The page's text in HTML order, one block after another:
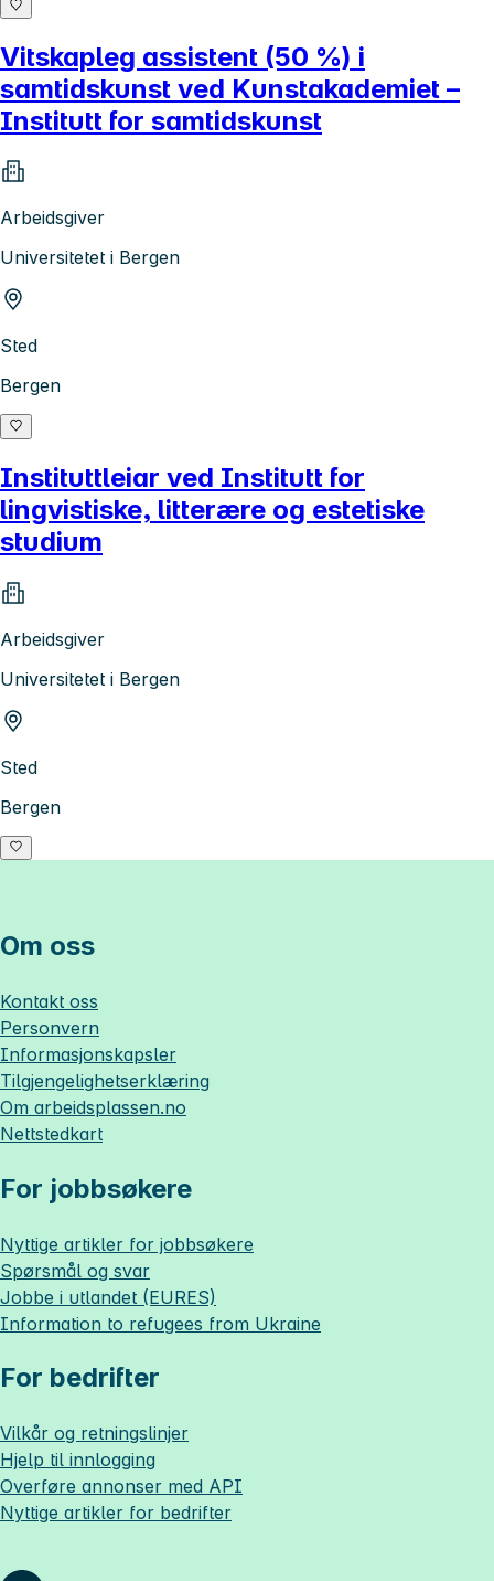
Vitskapleg assistent (50 %) i
samtidskunst ved Kunstakademiet –
Institutt for samtidskunst
Arbeidsgiver
Universitetet i Bergen
Sted
Bergen
Instituttleiar ved Institutt for
lingvistiske, litterære og estetiske
studium
Arbeidsgiver
Universitetet i Bergen
Sted
Bergen
Om oss
Kontakt oss
Personvern
Informasjonskapsler
Tilgjengelighetserklæring
Om arbeidsplassen.no
Nettstedkart
For jobbsøkere
Nyttige artikler for jobbsøkere
Spørsmål og svar
Jobbe i utlandet (EURES)
Information to refugees from Ukraine
For bedrifter
Vilkår og retningslinjer
Hjelp til innlogging
Overføre annonser med API
Nyttige artikler for bedrifter